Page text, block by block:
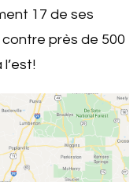
17 de ses
près de 500